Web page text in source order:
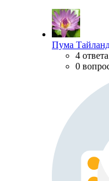
Пума
4 ответа
0